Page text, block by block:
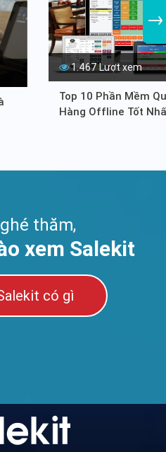
1.467 Lượt xem
Top 10 Phần Mềm
Hàng Offline Tốt
thăm,
xem Salekit
có gì